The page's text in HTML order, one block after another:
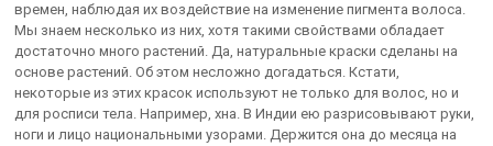
времен, наблюдая их воздействие на изменение пигмента волоса.
Мы знаем несколько из них, хотя такими свойствами обладает
достаточно много растений. Да, натуральные краски сделаны на
основе растений. Об этом несложно догадаться. Кстати,
некоторые из этих красок используют не только для волос, но и
для росписи тела. Например, хна. В Индии ею разрисовывают руки,
ноги и лицо национальными узорами. Держится она до месяца на